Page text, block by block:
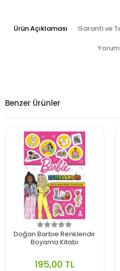
Ürün Açıklaması Garanti ve
Benzer Ürünler
Doğan Barbıe Renklendir
Boyama Kitabı
195,00 TL